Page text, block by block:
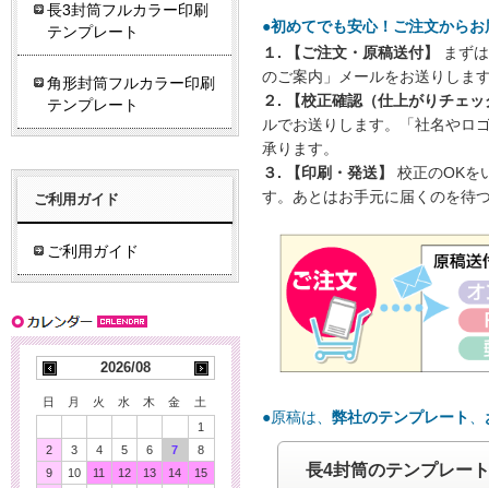
●初めてでも安心！ご注文から
１. 【ご注文・原稿送付】
まず
のご案内」メールをお送りしま
２. 【校正確認（仕上がりチェッ
ルでお送りします。「社名やロ
承ります。
３. 【印刷・発送】 校正のOKを
す。あとはお手元に届くのを待
●原稿は、 弊社のテンプレート
長4封筒のテンプレート
長3封筒フルカラー印刷
テンプレート
角形封筒フルカラー印刷
テンプレート
ご利用ガイド
ご利用ガイド
2026/08
日 月 火 水 木 金
土
1
2
3 4 5 6 7
8
9
10 11 12 13 14
15